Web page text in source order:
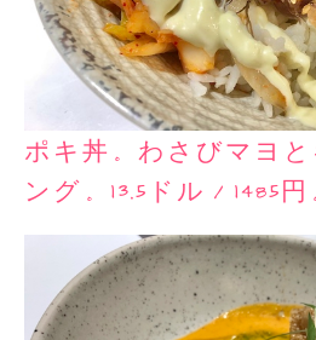
ポキ丼。わさびマヨ
ング。13.5ドル／1485円